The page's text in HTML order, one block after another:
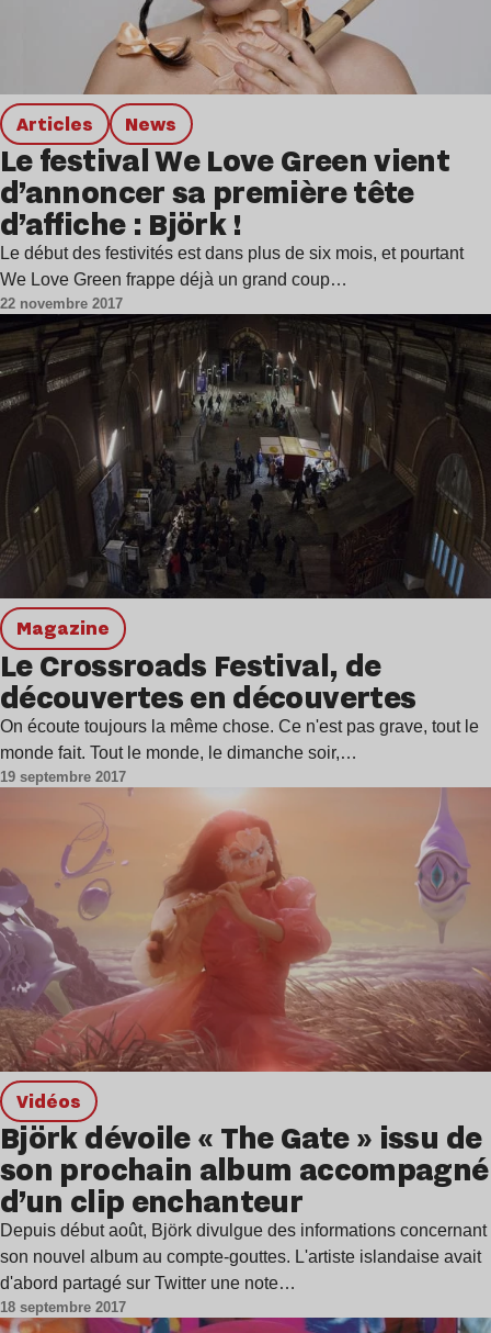
Articles news
Le festival We Love Green vient
d’annoncer sa première tête
d’affiche : Björk !
Le début des festivités est dans plus de six mois, et pourtant
We Love Green frappe déjà un grand coup…
22 novembre 2017
magazine
Le Crossroads Festival, de
découvertes en découvertes
On écoute toujours la même chose. Ce n'est pas grave, tout le
monde fait. Tout le monde, le dimanche soir,…
19 septembre 2017
Vidéos
Björk dévoile « The Gate » issu de
son prochain album accompagné
d’un clip enchanteur
Depuis début août, Björk divulgue des informations concernant
son nouvel album au compte-gouttes. L'artiste islandaise avait
d'abord partagé sur Twitter une note…
18 septembre 2017